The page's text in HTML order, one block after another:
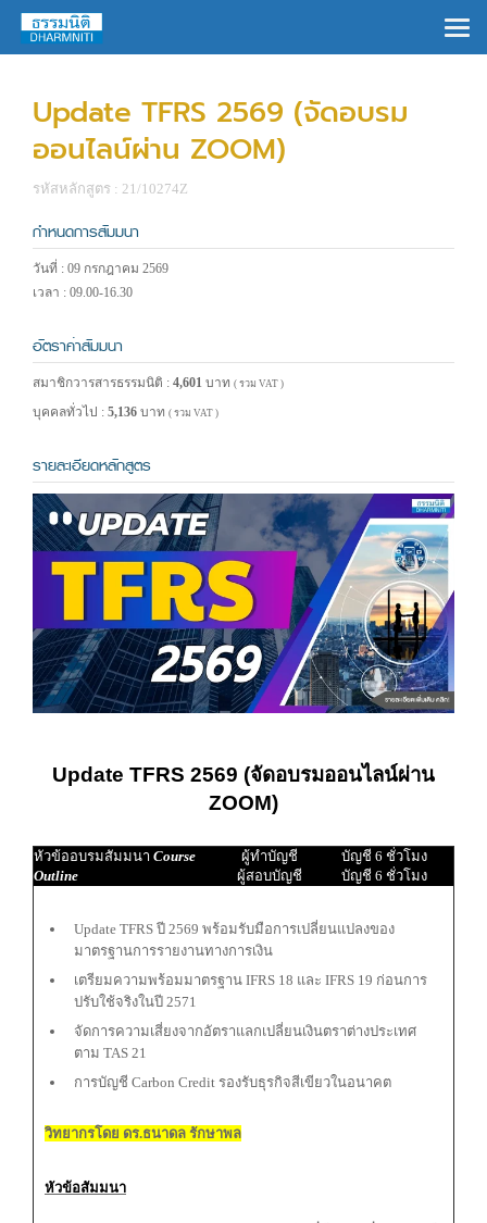
Update TFRS 2569 (จัดอบรม
ออนไลน์ผ่าน ZOOM)
รหัสหลักสูตร : 21/10274Z
กำหนดการสัมมนา
วันที่ : 09 กรกฎาคม 2569
เวลา : 09.00-16.30
อัตราค่าสัมมนา
สมาชิกวารสารธรรมนิติ : 4,601 บาท ( รวม VAT )
บุคคลทั่วไป : 5,136 บาท ( รวม VAT )
รายละเอียดหลักสูตร
Update TFRS 2569 (จัดอบรมออนไลน์ผ่าน
ZOOM)
หัวข้ออบรมสัมมนา Course
Outline
ผู้ทำบัญชี
บัญชี 6 ชั่วโมง
ผู้สอบบัญชี
บัญชี 6 ชั่วโมง
Update TFRS ปี 2569 พร้อมรับมือการเปลี่ยนแปลงของ
มาตรฐานการรายงานทางการเงิน
เตรียมความพร้อมมาตรฐาน IFRS 18 และ IFRS 19 ก่อนการ
ปรับใช้จริงในปี 2571
จัดการความเสี่ยงจากอัตราแลกเปลี่ยนเงินตราต่างประเทศ
ตาม TAS 21
การบัญชี Carbon Credit รองรับธุรกิจสีเขียวในอนาคต
วิทยากรโดย ดร.ธนาดล รักษาพล
หัวข้อสัมมนา
×